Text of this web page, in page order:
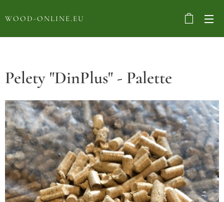
WOOD-ONLINE.EU
Pelety "DinPlus" - Palette